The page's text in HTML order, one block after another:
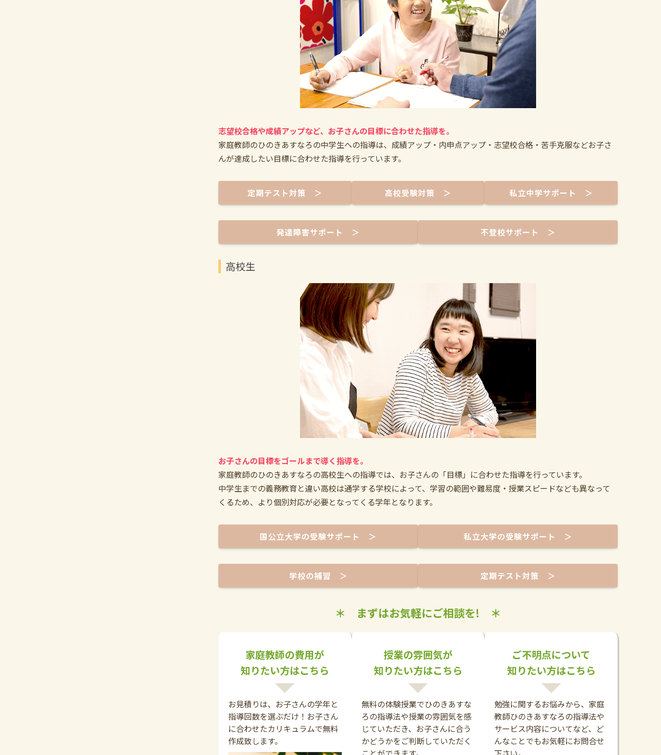
志望校合格や成績アップなど、お子さんの目標に合わせた指導を。
家庭教師のひのきあすなろの中学生への指導は、成績アップ・内申点アップ・志望校合格・苦手克服などお子さ
んが達成したい目標に合わせた指導を行っています。
定期テスト対策 ＞ 高校受験対策 ＞ 私立中学サポート ＞
発達障害サポート ＞ 不登校サポート ＞
高校生
お子さんの目標をゴールまで導く指導を。
家庭教師のひのきあすなろの高校生への指導では、お子さんの「目標」に合わせた指導を行っています。
中学生までの義務教育と違い高校は通学する学校によって、学習の範囲や難易度・授業スピードなども異なって
くるため、より個別対応が必要となってくる学年となります。
国公立大学の受験サポート ＞ 私立大学の受験サポート ＞
学校の補習 ＞ 定期テスト対策 ＞
＊ まずはお気軽にご相談を! ＊
家庭教師の費用が
知りたい方はこちら
お見積りは、お子さんの学年と
指導回数を選ぶだけ！お子さん
に合わせたカリキュラムで無料
作成致します。
授業の雰囲気が
知りたい方はこちら
無料の体験授業でひのきあすな
ろの指導法や授業の雰囲気を感
じていただき、お子さんに合う
かどうかをご判断していただく
ご不明点について
知りたい方はこちら
勉強に関するお悩みから、家庭
教師ひのきあすなろの指導法や
サービス内容についてなど、ど
んなことでもお気軽にお問合せ